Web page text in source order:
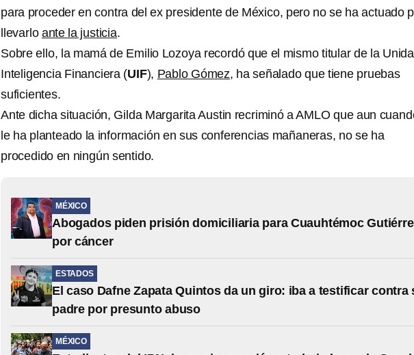
para proceder en contra del ex presidente de México, pero no se ha actuado
llevarlo ante la justicia.
Sobre ello, la mamá de Emilio Lozoya recordó que el mismo titular de la
Inteligencia Financiera (UIF), Pablo Gómez, ha señalado que tiene pruebas
suficientes.
Ante dicha situación, Gilda Margarita Austin recriminó a AMLO que aun
le ha planteado la información en sus conferencias mañaneras, no se ha
procedido en ningún sentido.
MÉXICO
Abogados piden prisión domiciliaria para Cuauhtémoc
por cáncer
ESTADOS
El caso Dafne Zapata Quintos da un giro: iba a testificar contra
padre por presunto abuso
MÉXICO